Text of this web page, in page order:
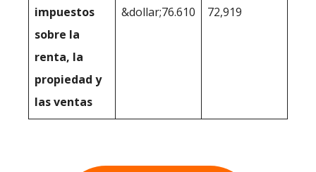
impuestos
sobre la
renta, la
propiedad y
las ventas
&dollar;76.610 72,919